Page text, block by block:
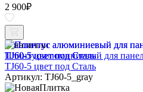
2 900₽
В наличии
Плинтус алюминиевый для
TJ60-5 цвет под Сталь
Артикул: TJ60-5_gray